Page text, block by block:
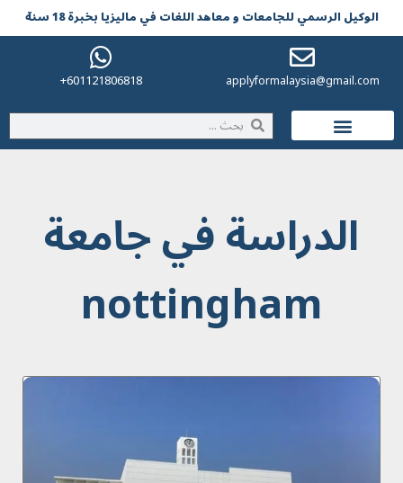
الوکیل الرسمي للجامعات و معاهد اللغات في مالیزیا بخبرة 18 سنة
applyformalaysia@gmail.com
601121806818+
الدراسة في جامعة
nottingham